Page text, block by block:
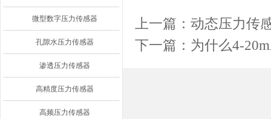
微型数字压力传感器
孔隙水压力传感器
渗透压力传感器
高精度压力传感器
高频压力传感器
上一篇： 动态压力传
下一篇： 为什么4-